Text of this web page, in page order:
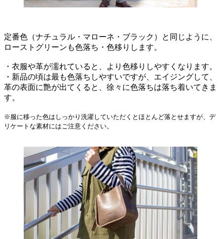
定番色（ナチュラル・マローネ・ブラック）と同じように、
ローストグリーンも色落ち・色移りします。
・衣服や革が濡れていると、より色移りしやすくなります。
・新品の頃は最も色落ちしやすいですが、エイジングして、
革の表面に艶が出てくると、徐々に色落ちは落ち着いてきま
す。
※服に移った色はしっかり洗濯していただくとほとんど落とせますが、デ
リケートな素材にはご注意ください。